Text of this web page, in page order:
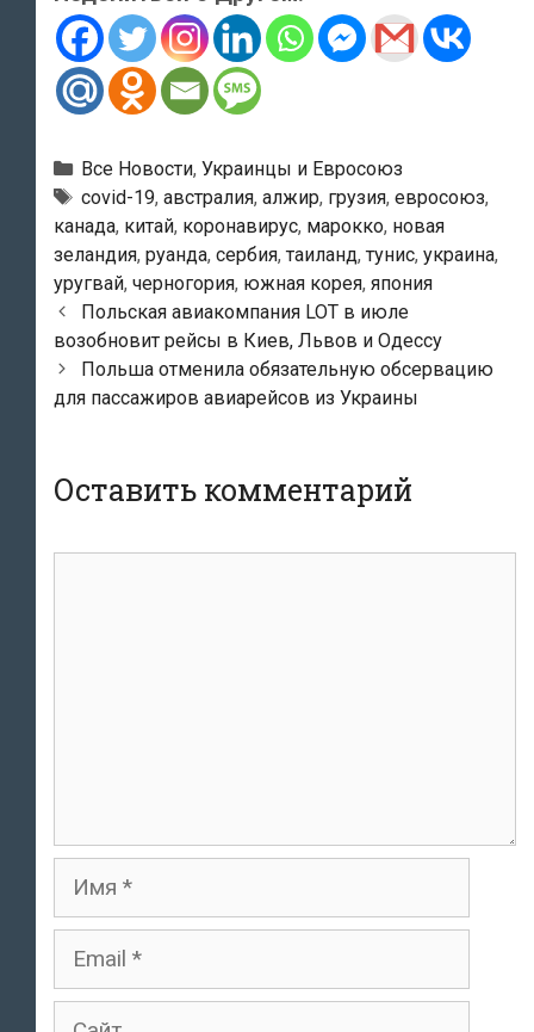
Рубрики
Все Новости, Украинцы и Евросоюз
Метки
covid-19, австралия, алжир, грузия, евросоюз,
канада, китай, коронавирус, марокко, новая
зеландия, руанда, сербия,таиланд,тунис, украина,
уругвай, черногория, южная корея, япония
Навигация
по
записям
Польская авиакомпания LOT в июле
возобновит рейсы в Киев, Львов и Одессу
Польша отменила обязательную обсервацию
для пассажиров авиарейсов из Украины
Оставить комментарий
Имя
Email
Сайт